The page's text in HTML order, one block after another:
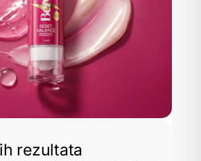
rezultata